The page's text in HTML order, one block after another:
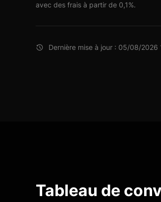
avec des frais à partir de 0,1%.
Dernière mise à jour : 05/08/2026
Tableau de